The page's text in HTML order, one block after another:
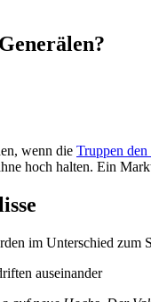
wenn die Truppen
hoch halten. Ein
im Unterschied zum